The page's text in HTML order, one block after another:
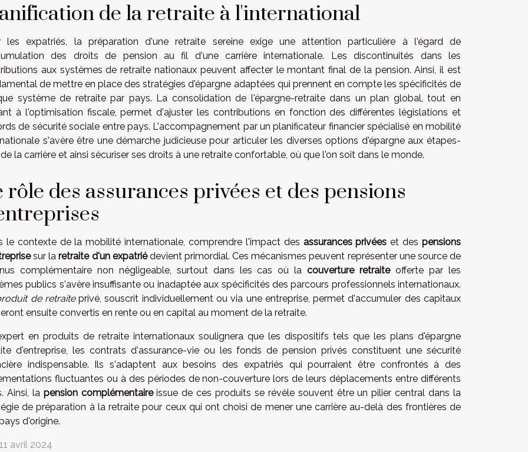
de la retraite à l'international
les expatriés, la préparation d'une retraite sereine exige une attention particulière à l'égard de
des droits de pension au fil d'une carrière internationale. Les discontinuités dans les
aux systèmes de retraite nationaux peuvent affecter le montant final de la pension. Ainsi, il est
de mettre en place des stratégies d'épargne adaptées qui prennent en compte les spécificités de
système de retraite par pays. La consolidation de l'épargne-retraite dans un plan global, tout en
à l'optimisation fiscale, permet d'ajuster les contributions en fonction des différentes législations et
de sécurité sociale entre pays. L'accompagnement par un planificateur financier spécialisé en mobilité
s'avère être une démarche judicieuse pour articuler les diverses options d'épargne aux étapes-
la carrière et ainsi sécuriser ses droits à une retraite confortable, où que l'on soit dans le monde.
rôle des assurances privées et des pensions
le contexte de la mobilité internationale, comprendre l'impact des assurances privées et despensions
sur laretraite d'un expatriédevient primordial. Ces mécanismes peuvent représenter une source de
complémentaire non négligeable, surtout dans les cas où lacouverture retraiteofferte par les
publics s'avère insuffisante ou inadaptée aux spécificités des parcours professionnels internationaux.
de retraiteprivé, souscrit individuellement ou via une entreprise, permet d'accumuler des capitaux
ensuite convertis en rente ou en capital au moment de la retraite.
en produits de retraite internationaux soulignera que les dispositifs tels que les plans d'épargne
d'entreprise, les contrats d'assurance-vie ou les fonds de pension privés constituent une sécurité
indispensable. Ils s'adaptent aux besoins des expatriés qui pourraient être confrontés à des
fluctuantes ou à des périodes de non-couverture lors de leurs déplacements entre différents
Ainsi, la pension complémentaireissue de ces produits se révèle souvent être un pilier central dans la
de préparation à la retraite pour ceux qui ont choisi de mener une carrière au-delà des frontières de
d'origine.
avril 2024